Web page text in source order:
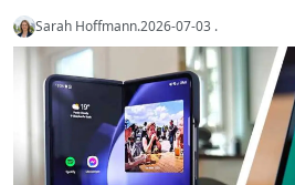
Sarah Hoffmann.2026-07-03 .